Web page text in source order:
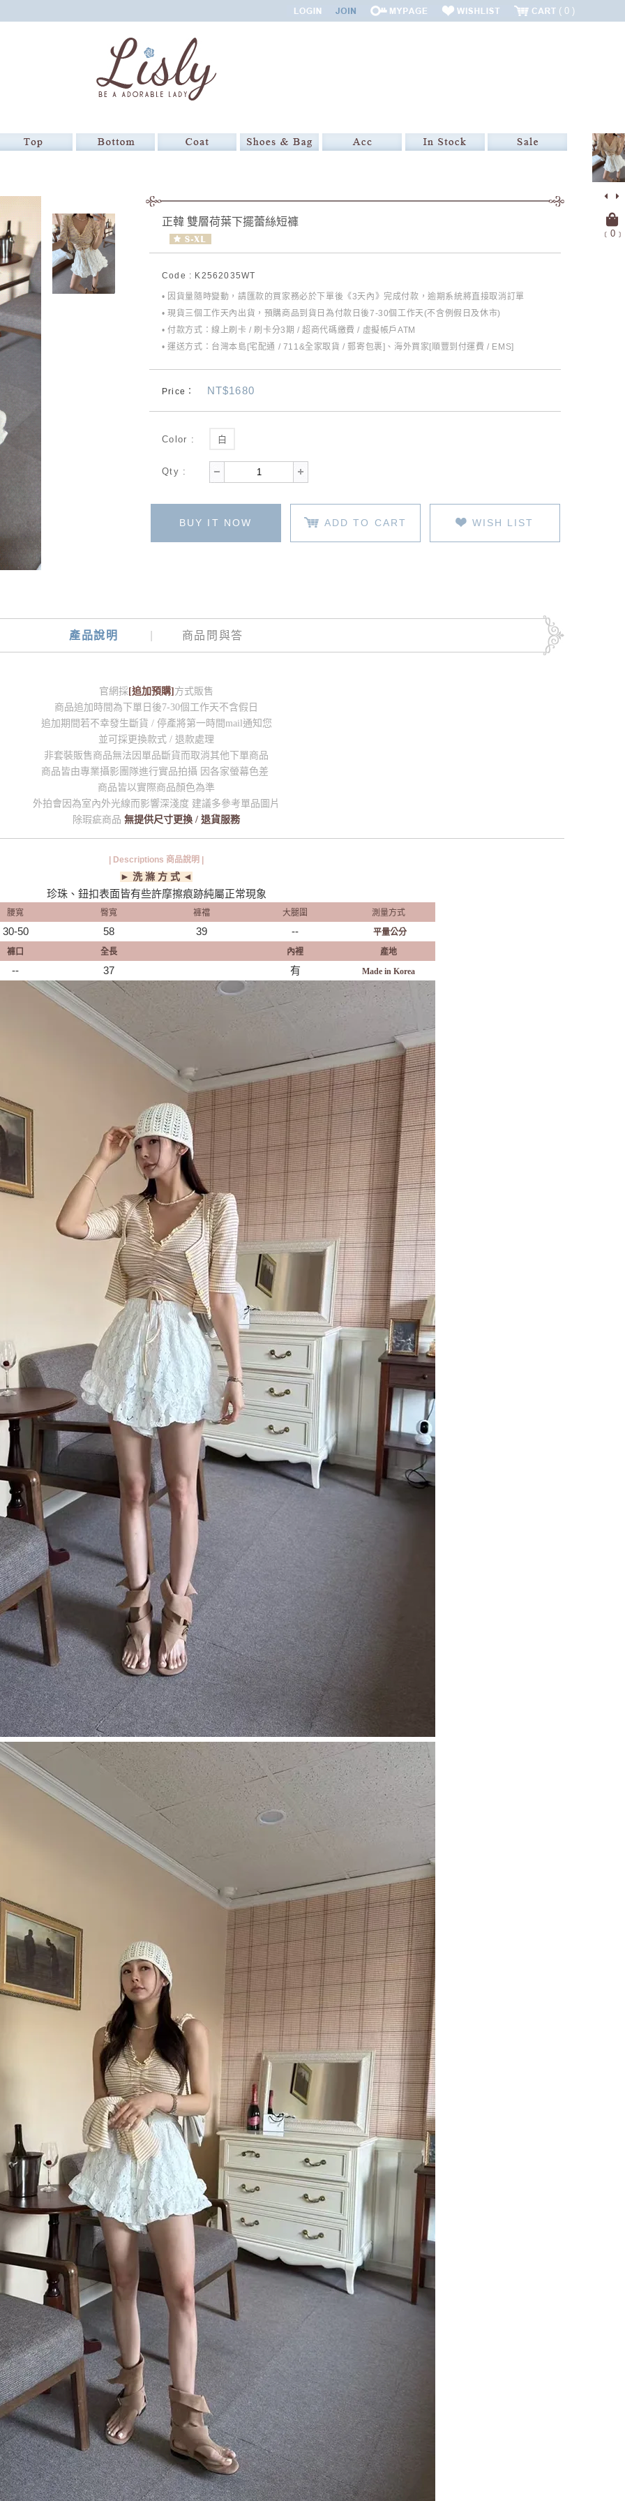
0
﹝ 0﹞
正韓 雙層荷葉下擺蕾絲短褲
Code : K2562035WT
• 因貨量隨時變動，請匯款的買家務必於下單後《3天內》完成付款，逾期系統將直接取消訂單
• 現貨三個工作天內出貨，預購商品到貨日為付款日後7-30個工作天(不含例假日及休市)
• 付款方式：線上刷卡 / 刷卡分3期 / 超商代碼繳費 / 虛擬帳戶ATM
• 運送方式：台灣本島[宅配通 / 711&全家取貨 / 郵寄包裹]、海外買家[順豐到付運費 / EMS]
Price： NT$1680
Color : 白
Qty :
BUY IT NOW ADD TO CART WISH LIST
產品說明 商品問與答
官網採 [追加預購] 方式販售
商品追加時間為下單日後7-30個工作天不含假日
追加期間若不幸發生斷貨 / 停產將第一時間mail通知您
並可採更換款式 / 退款處理
非套裝販售商品無法因單品斷貨而取消其他下單商品
商品皆由專業攝影團隊進行實品拍攝 因各家螢幕色差
商品皆以實際商品顏色為準
外拍會因為室內外光線而影響深淺度 建議多參考單品圖片
除瑕疵商品 無提供尺寸更換 / 退貨服務
| Descriptions 商品說明 |
► 洗 滌 方 式 ◄
珍珠、鈕扣表面皆有些許摩擦痕跡純屬正常現象
腰寬 臀寬 褲襠 大腿圍 測量方式
30-50 58 39 --
平量公分
褲口
全長 內裡 產地
-- 37 有 Made in Korea